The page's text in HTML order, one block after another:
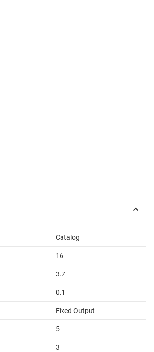
Catalog
16
3.7
0.1
Fixed Output
5
3